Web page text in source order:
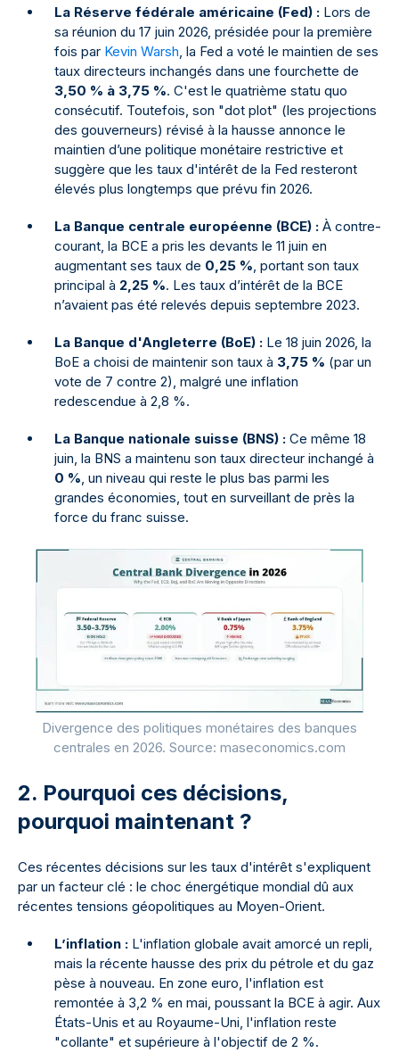
La Réserve fédérale américaine (Fed) : Lors de
sa réunion du 17 juin 2026, présidée pour la première
fois par Kevin Warsh , la Fed a voté le maintien de ses
taux directeurs inchangés dans une fourchette de
3,50 % à 3,75 %. C'est le quatrième statu quo
consécutif. Toutefois, son "dot plot" (les projections
des gouverneurs) révisé à la hausse annonce le
maintien d’une politique monétaire restrictive et
suggère que les taux d'intérêt de la Fed resteront
élevés plus longtemps que prévu fin 2026.
La Banque centrale européenne (BCE) : À contre-
courant, la BCE a pris les devants le 11 juin en
augmentant ses taux de 0,25 % , portant son taux
principal à 2,25 %. Les taux d’intérêt de la BCE
n’avaient pas été relevés depuis septembre 2023.
La Banque d'Angleterre (BoE) : Le 18 juin 2026, la
BoE a choisi de maintenir son taux à 3,75 % (par un
vote de 7 contre 2), malgré une inflation
redescendue à 2,8 %.
La Banque nationale suisse (BNS) : Ce même 18
juin, la BNS a maintenu son taux directeur inchangé à
0 % , un niveau qui reste le plus bas parmi les
grandes économies, tout en surveillant de près la
force du franc suisse.
Divergence des politiques monétaires des banques
centrales en 2026. Source: maseconomics.com
2. Pourquoi ces décisions,
pourquoi maintenant ?
Ces récentes décisions sur les taux d'intérêt s'expliquent
par un facteur clé : le choc énergétique mondial dû aux
récentes tensions géopolitiques au Moyen-Orient.
L’inflation : L'inflation globale avait amorcé un repli,
mais la récente hausse des prix du pétrole et du gaz
pèse à nouveau. En zone euro, l'inflation est
remontée à 3,2 % en mai, poussant la BCE à agir. Aux
États-Unis et au Royaume-Uni, l'inflation reste
"collante" et supérieure à l'objectif de 2 %.